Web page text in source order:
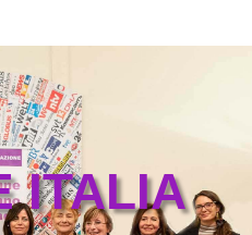
ITALIA